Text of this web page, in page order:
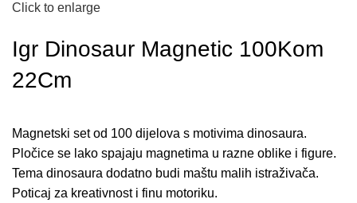
Click to enlarge
Igr Dinosaur Magnetic 100Kom
22Cm
Magnetski set od 100 dijelova s motivima dinosaura.
Pločice se lako spajaju magnetima u razne oblike i figure.
Tema dinosaura dodatno budi maštu malih istraživača.
Poticaj za kreativnost i finu motoriku.